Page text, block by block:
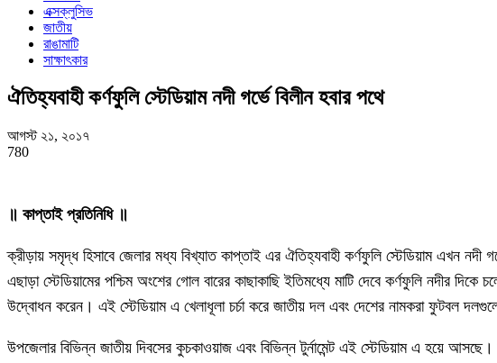
এক্সক্লুসিভ
জাতীয়
রাঙামাটি
সাক্ষাৎকার
ঐতিহ্যবাহী কর্ণফুলি স্টেডিয়াম নদী গর্ভে বিলীন হবার পথে
আগস্ট ২১, ২০১৭
780
॥ কাপ্তাই প্রতিনিধি ॥
ক্রীড়ায় সমৃদ্ধ হিসাবে জেলার মধ্য বিখ্যাত কাপ্তাই এর ঐতিহ্যবাহী কর্ণফুলি স্টেডিয়াম এখন নদী
এছাড়া স্টেডিয়ামের পশ্চিম অংশের গোল বারের কাছাকাছি ইতিমধ্যে মাটি দেবে কর্ণফুলি নদীর
উদ্বোধন করেন। এই স্টেডিয়াম এ খেলাধূলা চর্চা করে জাতীয় দল এবং দেশের নামকরা ফুটবল
উপজেলার বিভিন্ন জাতীয় দিবসের কুচকাওয়াজ এবং বিভিন্ন টুর্নামেন্ট এই স্টেডিয়াম এ হয়ে